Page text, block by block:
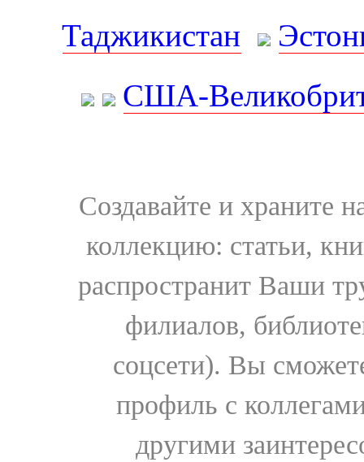
Таджикистан
США-
Создавайте и храните
коллекцию: статьи,
распространит Ваши
филиалов,
соцсети). Вы
профиль с
другими